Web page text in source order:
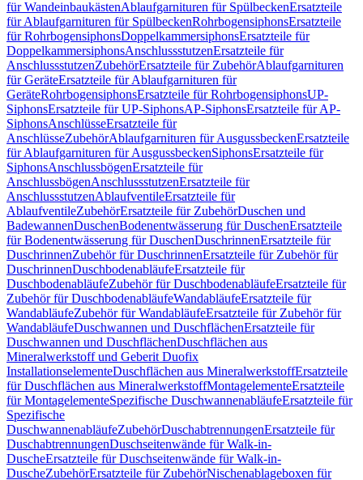
für WandeinbaukästenAblaufgarnituren für SpülbeckenErsatzteile
für Ablaufgarnituren für SpülbeckenRohrbogensiphonsErsatzteile
für RohrbogensiphonsDoppelkammersiphonsErsatzteile für
DoppelkammersiphonsAnschlussstutzenErsatzteile für
AnschlussstutzenZubehörErsatzteile für ZubehörAblaufgarnituren
für GeräteErsatzteile für Ablaufgarnituren für
GeräteRohrbogensiphonsErsatzteile für RohrbogensiphonsUP-
SiphonsErsatzteile für UP-SiphonsAP-SiphonsErsatzteile für AP-
SiphonsAnschlüsseErsatzteile für
AnschlüsseZubehörAblaufgarnituren für AusgussbeckenErsatzteile
für Ablaufgarnituren für AusgussbeckenSiphonsErsatzteile für
SiphonsAnschlussbögenErsatzteile für
AnschlussbögenAnschlussstutzenErsatzteile für
AnschlussstutzenAblaufventileErsatzteile für
AblaufventileZubehörErsatzteile für ZubehörDuschen und
BadewannenDuschenBodenentwässerung für DuschenErsatzteile
für Bodenentwässerung für DuschenDuschrinnenErsatzteile für
DuschrinnenZubehör für DuschrinnenErsatzteile für Zubehör für
DuschrinnenDuschbodenabläufeErsatzteile für
DuschbodenabläufeZubehör für DuschbodenabläufeErsatzteile für
Zubehör für DuschbodenabläufeWandabläufeErsatzteile für
WandabläufeZubehör für WandabläufeErsatzteile für Zubehör für
WandabläufeDuschwannen und DuschflächenErsatzteile für
Duschwannen und DuschflächenDuschflächen aus
Mineralwerkstoff und Geberit Duofix
InstallationselementeDuschflächen aus MineralwerkstoffErsatzteile
für Duschflächen aus MineralwerkstoffMontagelementeErsatzteile
für MontagelementeSpezifische DuschwannenabläufeErsatzteile für
Spezifische
DuschwannenabläufeZubehörDuschabtrennungenErsatzteile für
DuschabtrennungenDuschseitenwände für Walk-in-
DuscheErsatzteile für Duschseitenwände für Walk-in-
DuscheZubehörErsatzteile für ZubehörNischenablageboxen für